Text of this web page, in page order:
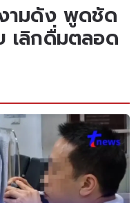
ามดัง พูดชัด
เลิกดื่มตลอด